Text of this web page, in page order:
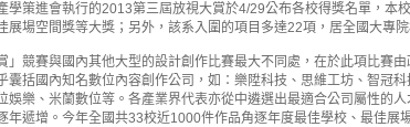
學策進會執行的2013第三屆放視大賞於4/29公布各校得獎名單，本
場空間獎等大獎；另外，該系入圍的項目多達22項，居全國大專院
競賽與國內其他大型的設計創作比賽最大不同處，在於此項比賽
括國內知名數位內容創作公司，如：樂陞科技、思維工坊、智冠
樂、米蘭數位等。各產業界代表亦從中遴選出最適合公司屬性的
遞增。今年全國共33校近1000件作品角逐年度最佳學校、最佳展